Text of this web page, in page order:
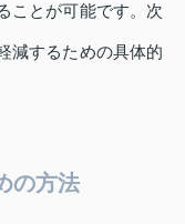
ことが可能です。次
減するための具体的
の方法